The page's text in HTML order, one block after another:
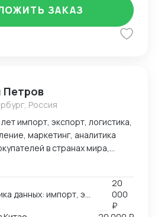
ЗАКАЗ
Петров
Россия
импорт, экспорт, логистика,
маркетинг, аналитика
в странах мира,
реклама, выставки в
представитель в России
БЦ город Чанша 🌍
в России и странах
Таможенная аналитика данных: импорт, экспорт по 252 странам мира
20
000
₽